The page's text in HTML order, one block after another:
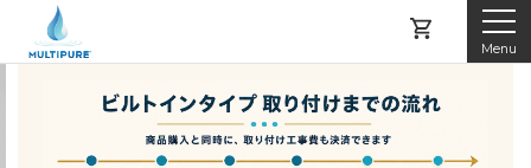
マルチピュアとは
Menu